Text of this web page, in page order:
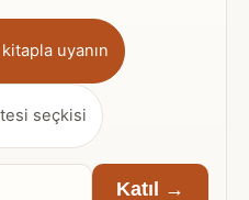
uyanın
seçkisi
Katıl →